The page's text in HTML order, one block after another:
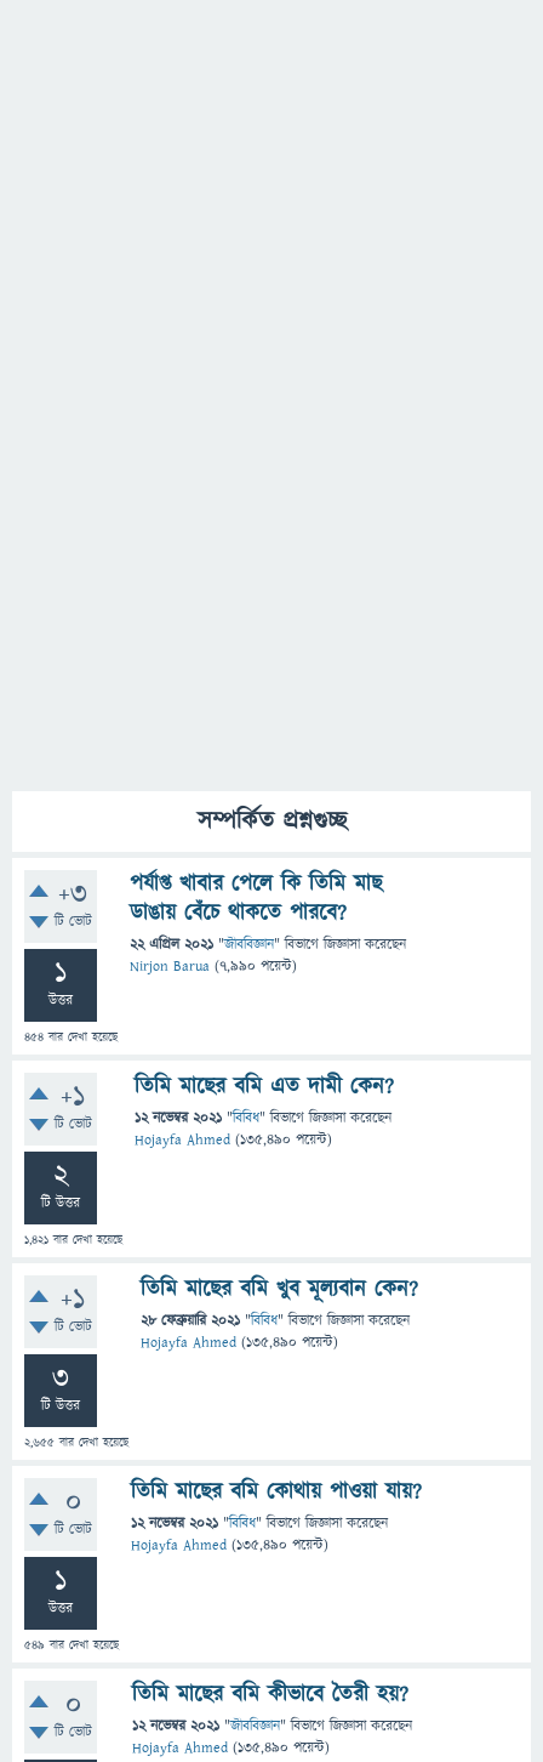
সম্পর্কিত প্রশ্নগুচ্ছ
+3
টি ভোট
1
উত্তর
454 বার দেখা হয়েছে
পর্যাপ্ত খাবার পেলে কি তিমি মাছ
ডাঙায় বেঁচে থাকতে পারবে?
22 এপ্রিল 2021 "জীববিজ্ঞান" বিভাগে জিজ্ঞাসাকরেছেন
Nirjon Barua (7,990 পয়েন্ট)
+1
টি ভোট
2
টি উত্তর
1,421 বার দেখা হয়েছে
তিমি মাছের বমি এত দামী কেন?
12 নভেম্বর 2021 "বিবিধ" বিভাগে জিজ্ঞাসাকরেছেন
Hojayfa Ahmed (135,490 পয়েন্ট)
+1
টি ভোট
3
টি উত্তর
2,655 বার দেখা হয়েছে
তিমি মাছের বমি খুব মূল্যবান কেন?
28 ফেব্রুয়ারি 2021 "বিবিধ" বিভাগে জিজ্ঞাসাকরেছেন
Hojayfa Ahmed (135,490 পয়েন্ট)
0
টি ভোট
1
উত্তর
549 বার দেখা হয়েছে
তিমি মাছের বমি কোথায় পাওয়া যায়?
12 নভেম্বর 2021 "বিবিধ" বিভাগে জিজ্ঞাসাকরেছেন
Hojayfa Ahmed (135,490 পয়েন্ট)
0
টি ভোট
তিমি মাছের বমি কীভাবে তৈরী হয়?
12 নভেম্বর 2021 "জীববিজ্ঞান" বিভাগে জিজ্ঞাসাকরেছেন
Hojayfa Ahmed (135,490 পয়েন্ট)